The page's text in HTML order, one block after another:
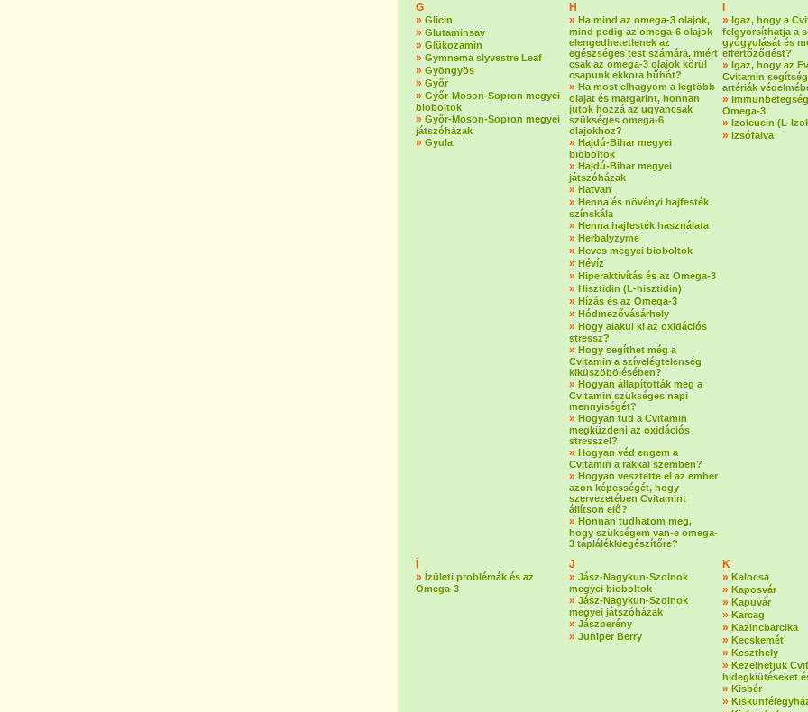
G
» Glicin
» Glutaminsav
» Glükozamin
» Gymnema slyvestre Leaf
» Gyöngyös
» Győr
» Győr-Moson-Sopron megyei
bioboltok
» Győr-Moson-Sopron megyei
játszóházak
» Gyula
H
» Ha mind az omega-3 olajok,
mind pedig az omega-6 olajok
elengedhetetlenek az
egészséges test számára, miért
csak az omega-3 olajok körül
csapunk ekkora hűhót?
» Ha most elhagyom a legtöbb
olajat és margarint, honnan
jutok hozzá az ugyancsak
szükséges omega-6
olajokhoz?
» Hajdú-Bihar megyei
bioboltok
» Hajdú-Bihar megyei
játszóházak
» Hatvan
» Henna és növényi hajfesték
színskála
» Henna hajfesték használata
» Herbalyzyme
» Heves megyei bioboltok
» Hévíz
» Hiperaktivítás és az Omega-3
» Hisztidin (L-hisztidin)
» Hízás és az Omega-3
» Hódmezővásárhely
» Hogy alakul ki az oxidációs
stressz?
» Hogy segíthet még a
Cvitamin a szívelégtelenség
kiküszöbölésében?
» Hogyan állapították meg a
Cvitamin szükséges napi
mennyiségét?
» Hogyan tud a Cvitamin
megküzdeni az oxidációs
stresszel?
» Hogyan véd engem a
Cvitamin a rákkal szemben?
» Hogyan vesztette el az ember
azon képességét, hogy
szervezetében Cvitamint
állítson elő?
» Honnan tudhatom meg,
hogy szükségem van-e omega-
3 táplálékkiegészítőre?
» Igaz, hogy a
felgyorsíthatja a
gyógyulását és
elfertőződést?
» Igaz, hogy az
Cvitamin
artériák
»
Omega-3
» Izoleucin (L-
» Izsófalva
» Ízületi problémák és az
Omega-3
J
» Jász-Nagykun-Szolnok
megyei bioboltok
» Jász-Nagykun-Szolnok
megyei játszóházak
» Jászberény
» Juniper Berry
K
» Kalocsa
» Kaposvár
» Kapuvár
» Karcag
» Kazincbarcika
» Kecskemét
» Keszthely
» Kezelhetjük
hidegkiütéseket
» Kisbér
»